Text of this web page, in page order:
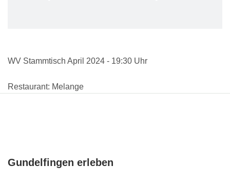
WV Stammtisch April 2024 - 19:30 Uhr
Restaurant: Melange
Gundelfingen erleben